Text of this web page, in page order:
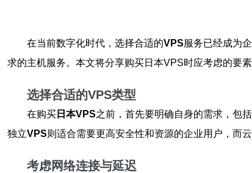
在当前数字化时代，选择合适的VPS服务已经成为
求的主机服务。本文将分享购买日本VPS时应考虑的要
选择合适的VPS类型
在购买 日本VPS之前，首先要明确自身的需求，包
独立VPS则适合需要更高安全性和资源的企业用户，而云
考虑网络连接与延迟